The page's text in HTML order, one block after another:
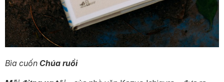
Bìa cuốn Chúa ruồi